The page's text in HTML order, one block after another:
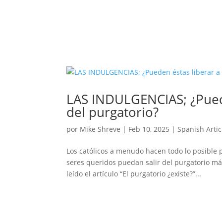
LAS INDULGENCIAS;
del purgatorio?
por Mike Shreve | Feb 10, 2025 |Spanish
Los católicos a menudo hacen todo lo
seres queridos puedan salir del purgatorio
leído el artículo “El purgatorio ¿existe?”...